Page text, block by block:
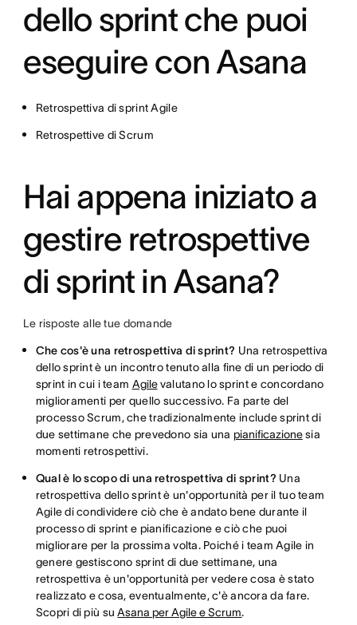
dello sprint che puoi
eseguire con Asana
Retrospettiva di sprint Agile
Retrospettive di Scrum
Hai appena iniziato a
gestire retrospettive
di sprint in Asana?
Le risposte alle tue domande
Che cos'è una retrospettiva di sprint? Una retrospettiva
dello sprint è un incontro tenuto alla fine di un periodo di
sprint in cui i team Agilevalutano lo sprint e concordano
miglioramenti per quello successivo. Fa parte del
processo Scrum, che tradizionalmente include sprint di
due settimane che prevedono sia una pianificazionesia
momenti retrospettivi.
Qual è lo scopo di una retrospettiva di sprint? Una
retrospettiva dello sprint è un'opportunità per il tuo team
Agile di condividere ciò che è andato bene durante il
processo di sprint e pianificazione e ciò che puoi
migliorare per la prossima volta. Poiché i team Agile in
genere gestiscono sprint di due settimane, una
retrospettiva è un'opportunità per vedere cosa è stato
realizzato e cosa, eventualmente, c'è ancora da fare.
Scopri di più suAsana per Agile e Scrum.